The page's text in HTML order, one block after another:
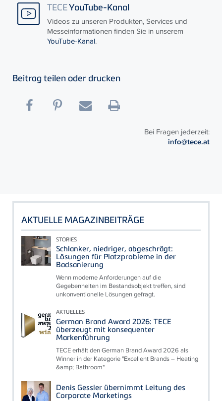
TECEYouTube-Kanal
Videos zu unseren Produkten, Services und
Messeinformationen finden Sie in unserem
YouTube-Kanal.
Beitrag teilen oder drucken
Bei Fragen jederzeit:
info@tece.at
AKTUELLE MAGAZINBEITRÄGE
STORIES
Schlanker, niedriger, abgeschrägt:
Lösungen für Platzprobleme in der
Badsanierung
Wenn moderne Anforderungen auf die
Gegebenheiten im Bestandsobjekt treffen, sind
unkonventionelle Lösungen gefragt.
AKTUELLES
German Brand Award 2026: TECE
überzeugt mit konsequenter
Markenführung
TECE erhält den German Brand Award 2026 als
Winner in der Kategorie "Excellent Brands – Heating
&amp; Bathroom"
Denis Gessler übernimmt Leitung des
Corporate Marketings